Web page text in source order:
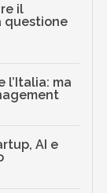
il
questione
l’Italia: ma
AI e